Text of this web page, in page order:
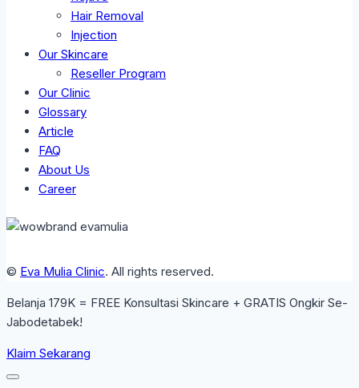
Hair Removal
Injection
Our Skincare
Reseller Program
Our Clinic
Glossary
Article
FAQ
About Us
Career
© Eva Mulia Clinic. All rights reserved.
Belanja 179K = FREE Konsultasi Skincare + GRATIS Ongkir Se-
Jabodetabek!
Klaim Sekarang